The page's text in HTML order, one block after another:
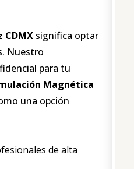
CDMX significa optar
Nuestro
para tu
Magnética
una opción
de alta